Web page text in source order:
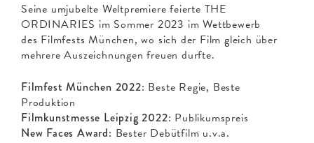
Seine umjubelte Weltpremiere feierte THE
ORDINARIES im Sommer 2023 im Wettbewerb
des Filmfests München, wo sich der Film gleich über
mehrere Auszeichnungen freuen durfte.
Filmfest München 2022: Beste Regie, Beste
Produktion
Filmkunstmesse Leipzig 2022: Publikumspreis
New Faces Award: Bester Debütfilm u.v.a.